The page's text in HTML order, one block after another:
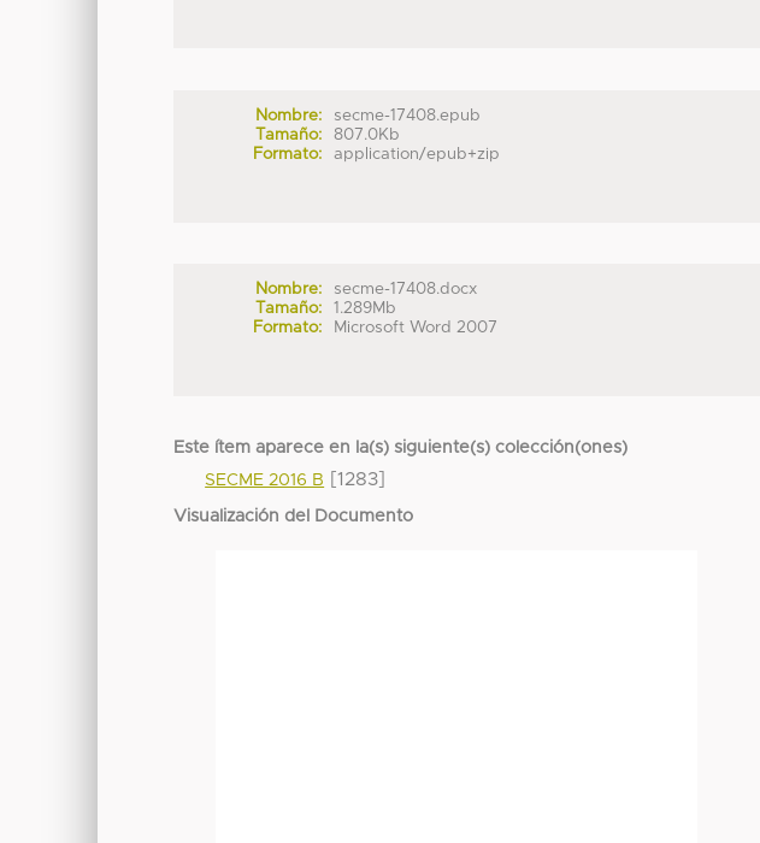
Nombre:
secme-17408.epub
Tamaño:
807.0Kb
Formato:
application/epub+zip
Nombre:
secme-17408.docx
Tamaño:
1.289Mb
Formato:
Microsoft Word 2007
Este ítem aparece en la(s) siguiente(s) colección(ones)
SECME 2016 B
[1283]
Visualización del Documento